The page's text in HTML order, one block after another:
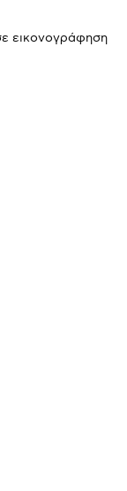
εικονογράφηση